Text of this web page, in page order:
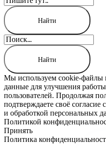
Мы используем cookie-файлы
данные для улучшения работы
пользователей. Продолжая
подтверждаете своё
и обработкой персональных
Политикой
Принять
Политика